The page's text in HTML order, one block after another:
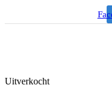
Uitverkocht